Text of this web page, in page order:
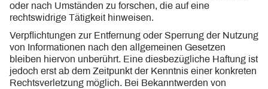
oder nach Umständen zu forschen, die auf eine
rechtswidrige Tätigkeit hinweisen.
Verpflichtungen zur Entfernung oder Sperrung der Nutzung
von Informationen nach den allgemeinen Gesetzen
bleiben hiervon unberührt. Eine diesbezügliche Haftung ist
jedoch erst ab dem Zeitpunkt der Kenntnis einer konkreten
Rechtsverletzung möglich. Bei Bekanntwerden von